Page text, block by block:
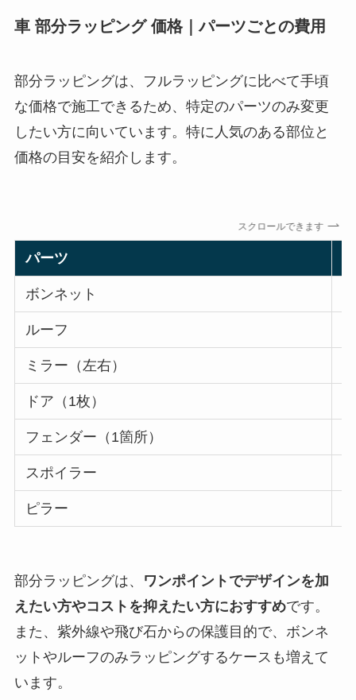
車 部分ラッピング 価格｜パーツごとの費用
部分ラッピングは、フルラッピングに比べて手頃
な価格で施工できるため、特定のパーツのみ変更
したい方に向いています。特に人気のある部位と
価格の目安を紹介します。
スクロールできます
パーツ
ボンネット
ルーフ
ミラー（左右）
ドア（1枚）
フェンダー（1箇所）
スポイラー
ピラー
部分ラッピングは、
ワンポイントでデザインを加
えたい方やコストを抑えたい方におすすめです。
また、紫外線や飛び石からの保護目的で、ボンネ
ットやルーフのみラッピングするケースも増えて
います。